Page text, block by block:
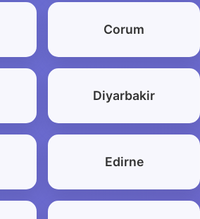
Corum
Diyarbakir
Edirne